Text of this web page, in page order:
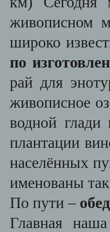
живописном
широко
по
рай для
живописное
водной глади
плантации
населённых
именованы
По пути–
Главная